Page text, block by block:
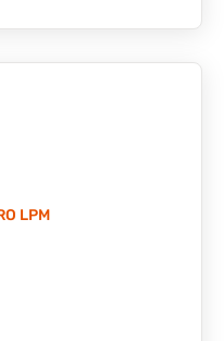
LPM